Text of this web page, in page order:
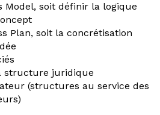
Model, soit définir la logique
Plan, soit la concrétisation
structure juridique
(structures au service des